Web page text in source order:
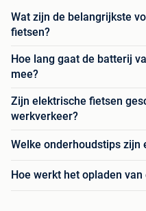
Wat zijn de belangrijkste
fietsen?
Hoe lang gaat de batterij
mee?
Zijn elektrische fietsen
werkverkeer?
Welke onderhoudstips
Hoe werkt het opladen